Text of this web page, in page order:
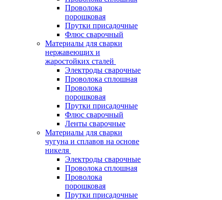
Проволока
порошковая
Прутки присадочные
Флюс сварочный
Материалы для сварки
нержавеющих и
жаростойких сталей
Электроды сварочные
Проволока сплошная
Проволока
порошковая
Прутки присадочные
Флюс сварочный
Ленты сварочные
Материалы для сварки
чугуна и сплавов на основе
никеля
Электроды сварочные
Проволока сплошная
Проволока
порошковая
Прутки присадочные